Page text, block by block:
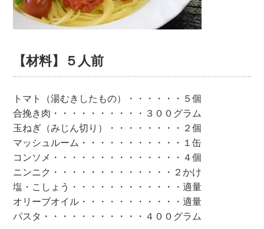
【材料】５人前
トマト（湯むきしたもの）・・・・・・５個
合挽き肉・・・・・・・・・・３００グラム
玉ねぎ（みじん切り）・・・・・・・・２個
マッシュルーム・・・・・・・・・・・１缶
コンソメ・・・・・・・・・・・・・・４個
ニンニク・・・・・・・・・・・・・２かけ
塩・こしょう・・・・・・・・・・・・適量
オリーブオイル・・・・・・・・・・・適量
パスタ・・・・・・・・・・・４００グラム